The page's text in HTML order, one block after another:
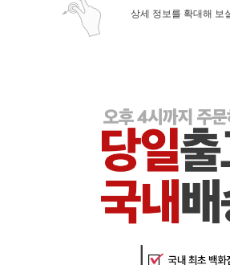
상세 정보를 확대해 보